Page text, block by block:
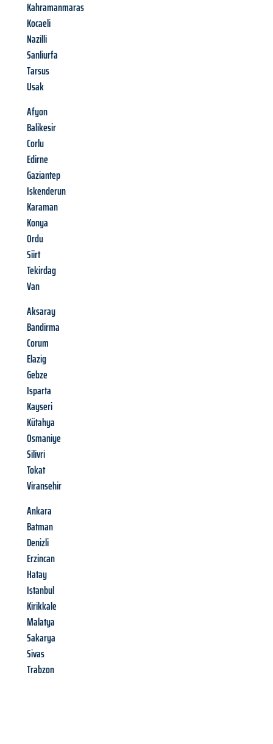
Kahramanmaras
Kocaeli
Nazilli
Sanliurfa
Tarsus
Usak
Afyon
Balikesir
Corlu
Edirne
Gaziantep
Iskenderun
Karaman
Konya
Ordu
Siirt
Tekirdag
Van
Aksaray
Bandirma
Corum
Elazig
Gebze
Isparta
Kayseri
Kütahya
Osmaniye
Silivri
Tokat
Viransehir
Ankara
Batman
Denizli
Erzincan
Hatay
Istanbul
Kirikkale
Malatya
Sakarya
Sivas
Trabzon